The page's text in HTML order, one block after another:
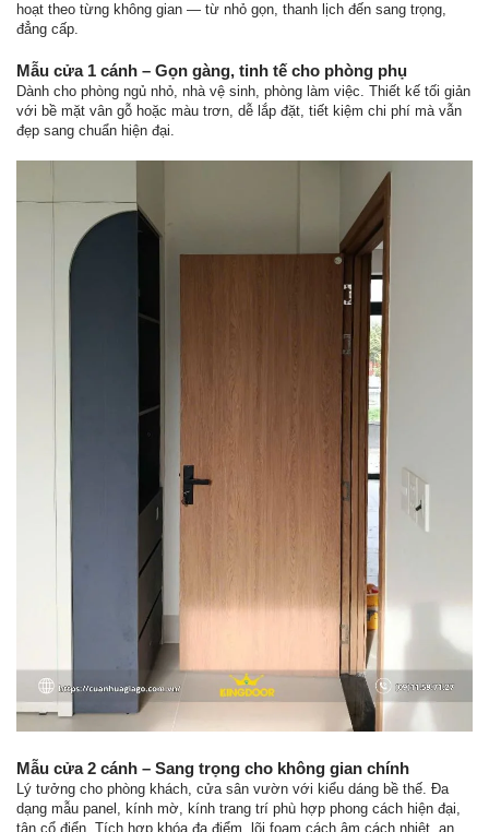
hoạt theo từng không gian — từ nhỏ gọn, thanh lịch đến sang trọng,
đẳng cấp.
Mẫu cửa 1 cánh – Gọn gàng, tinh tế cho phòng phụ
Dành cho phòng ngủ nhỏ, nhà vệ sinh, phòng làm việc. Thiết kế tối giản
với bề mặt vân gỗ hoặc màu trơn, dễ lắp đặt, tiết kiệm chi phí mà vẫn
đẹp sang chuẩn hiện đại.
Mẫu cửa 2 cánh – Sang trọng cho không gian chính
Lý tưởng cho phòng khách, cửa sân vườn với kiểu dáng bề thế. Đa
dạng mẫu panel, kính mờ, kính trang trí phù hợp phong cách hiện đại,
tân cổ điển. Tích hợp khóa đa điểm, lõi foam cách âm cách nhiệt, an